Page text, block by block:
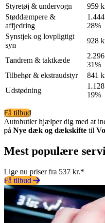
Styretøj & undervogn 959
Støddæmpere &
affjedring
28%
Synstjek og lovpligtigt
syn
928
Tandrem & taktkæde
31%
Tilbehør & ekstraudstyr 841
Udstødning
19%
Få tilbud
Autobutler hjælper dig med at
på Nye dæk og dækskifte til
Mest populære
Lige nu priser fra 537 kr.*
Få tilbud